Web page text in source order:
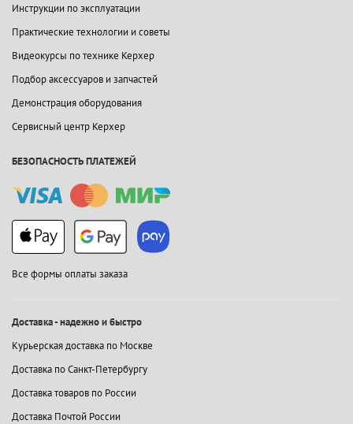
Инструкции по эксплуатации
Практические технологии и советы
Видеокурсы по технике Керхер
Подбор аксессуаров и запчастей
Демонстрация оборудования
Сервисный центр Керхер
БЕЗОПАСНОСТЬ ПЛАТЕЖЕЙ
Все формы оплаты заказа
Доставка - надежно и быстро
Курьерская доставка по Москве
Доставка по Санкт-Петербургу
Доставка товаров по России
Доставка Почтой России